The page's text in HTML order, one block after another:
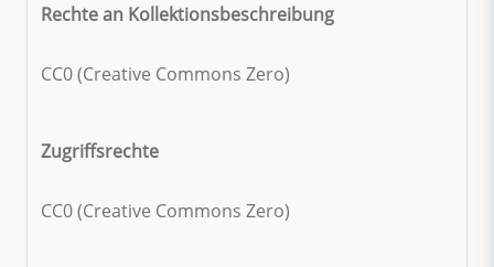
Rechte an Kollektionsbeschreibung
CC0 (Creative Commons Zero)
Zugriffsrechte
CC0 (Creative Commons Zero)